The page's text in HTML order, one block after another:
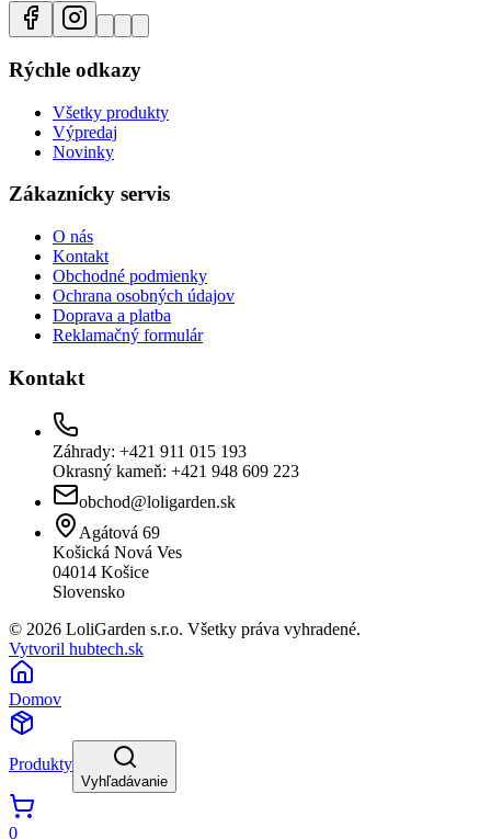
Rýchle odkazy
Všetky produkty
Výpredaj
Novinky
Zákaznícky servis
O nás
Kontakt
Obchodné podmienky
Ochrana osobných údajov
Doprava a platba
Reklamačný formulár
Kontakt
Záhrady: +421 911 015 193
Okrasný kameň: +421 948 609 223
obchod@loligarden.sk
Agátová 69
Košická Nová Ves
04014 Košice
Slovensko
© 2026 LoliGarden s.r.o. Všetky práva vyhradené.
Vytvoril hubtech.sk
Domov
Produkty
Vyhľadávanie
0